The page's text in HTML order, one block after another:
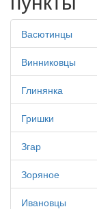
Васютинцы
Винниковцы
Глинянка
Гришки
Згар
Зоряное
Ивановцы